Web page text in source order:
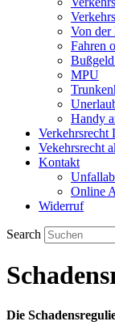
Von der
Fahren
MPU
Handy
Verkehrsrecht
Vekehrsrecht
Kontakt
Online
Widerruf
Search
Die